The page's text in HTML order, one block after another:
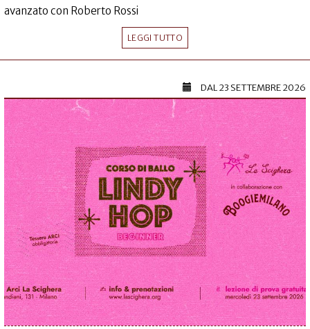
avanzato con Roberto Rossi
LEGGI TUTTO
DAL23 SETTEMBRE 2026